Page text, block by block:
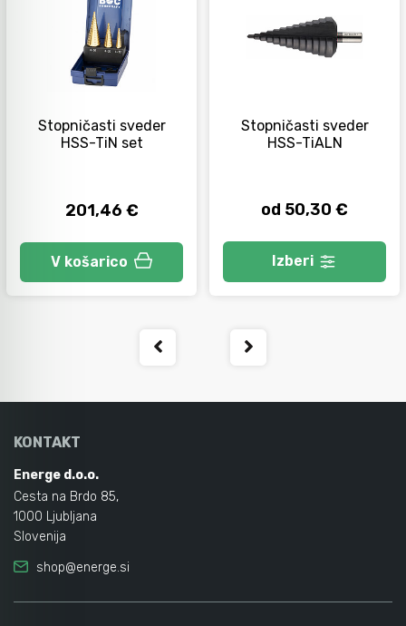
Stopničasti sveder
HSS-TiN set
201,46 €
V košarico
Stopničasti sveder
HSS-TiALN
od 50,30 €
Izberi
KONTAKT
Energe d.o.o.
Cesta na Brdo 85,
1000 Ljubljana
Slovenija
shop@energe.si
Dom in vrt
Orodje za kolesa
Neiskreče orodje